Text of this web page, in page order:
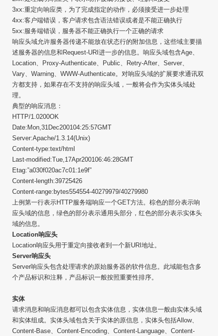
3xx:重定向响应类，为了完成指定的动作，必须接受进一步处理
4xx:客户端错误，客户请求包含语法错误或者是不能正确执行
5xx:服务端错误，服务器不能正确执行一个正确的请求
响应头域允许服务器传递不能放在状态行的附加信息，这些域主要描
述服务器的信息和Request-URI进一步的信息。响应头域包含Age、
Location、Proxy-Authenticate、Public、Retry-After、Server、
Vary、Warning、WWW-Authenticate。对响应头域的扩展要求通讯双
方都支持，如果存在不支持的响应头域，一般将会作为实体头域处
理。
典型的响应消息：
HTTP/1.0200OK
Date:Mon,31Dec200104:25:57GMT
Server:Apache/1.3.14(Unix)
Content-type:text/html
Last-modified:Tue,17Apr200106:46:28GMT
Etag:”a030f020ac7c01:1e9f”
Content-length:39725426
Content-range:bytes554554-40279979/40279980
上例第一行表示HTTP服务端响应一个GET方法。棕色的部分表示响
应头域的信息，绿色的部分表示通用头部分，红色的部分表示实体头
域的信息。
Location响应头
Location响应头用于重定向接收者到一个新URI地址。
Server响应头
Server响应头包含处理请求的原始服务器的软件信息。此域能包含多
个产品标识和注释，产品标识一般按照重要性排序。
实体
请求消息和响应消息都可以包含实体信息，实体信息一般由实体头域
和实体组成。实体头域包含关于实体的原信息，实体头包括Allow、
Content-Base、Content-Encoding、Content-Language、Content-